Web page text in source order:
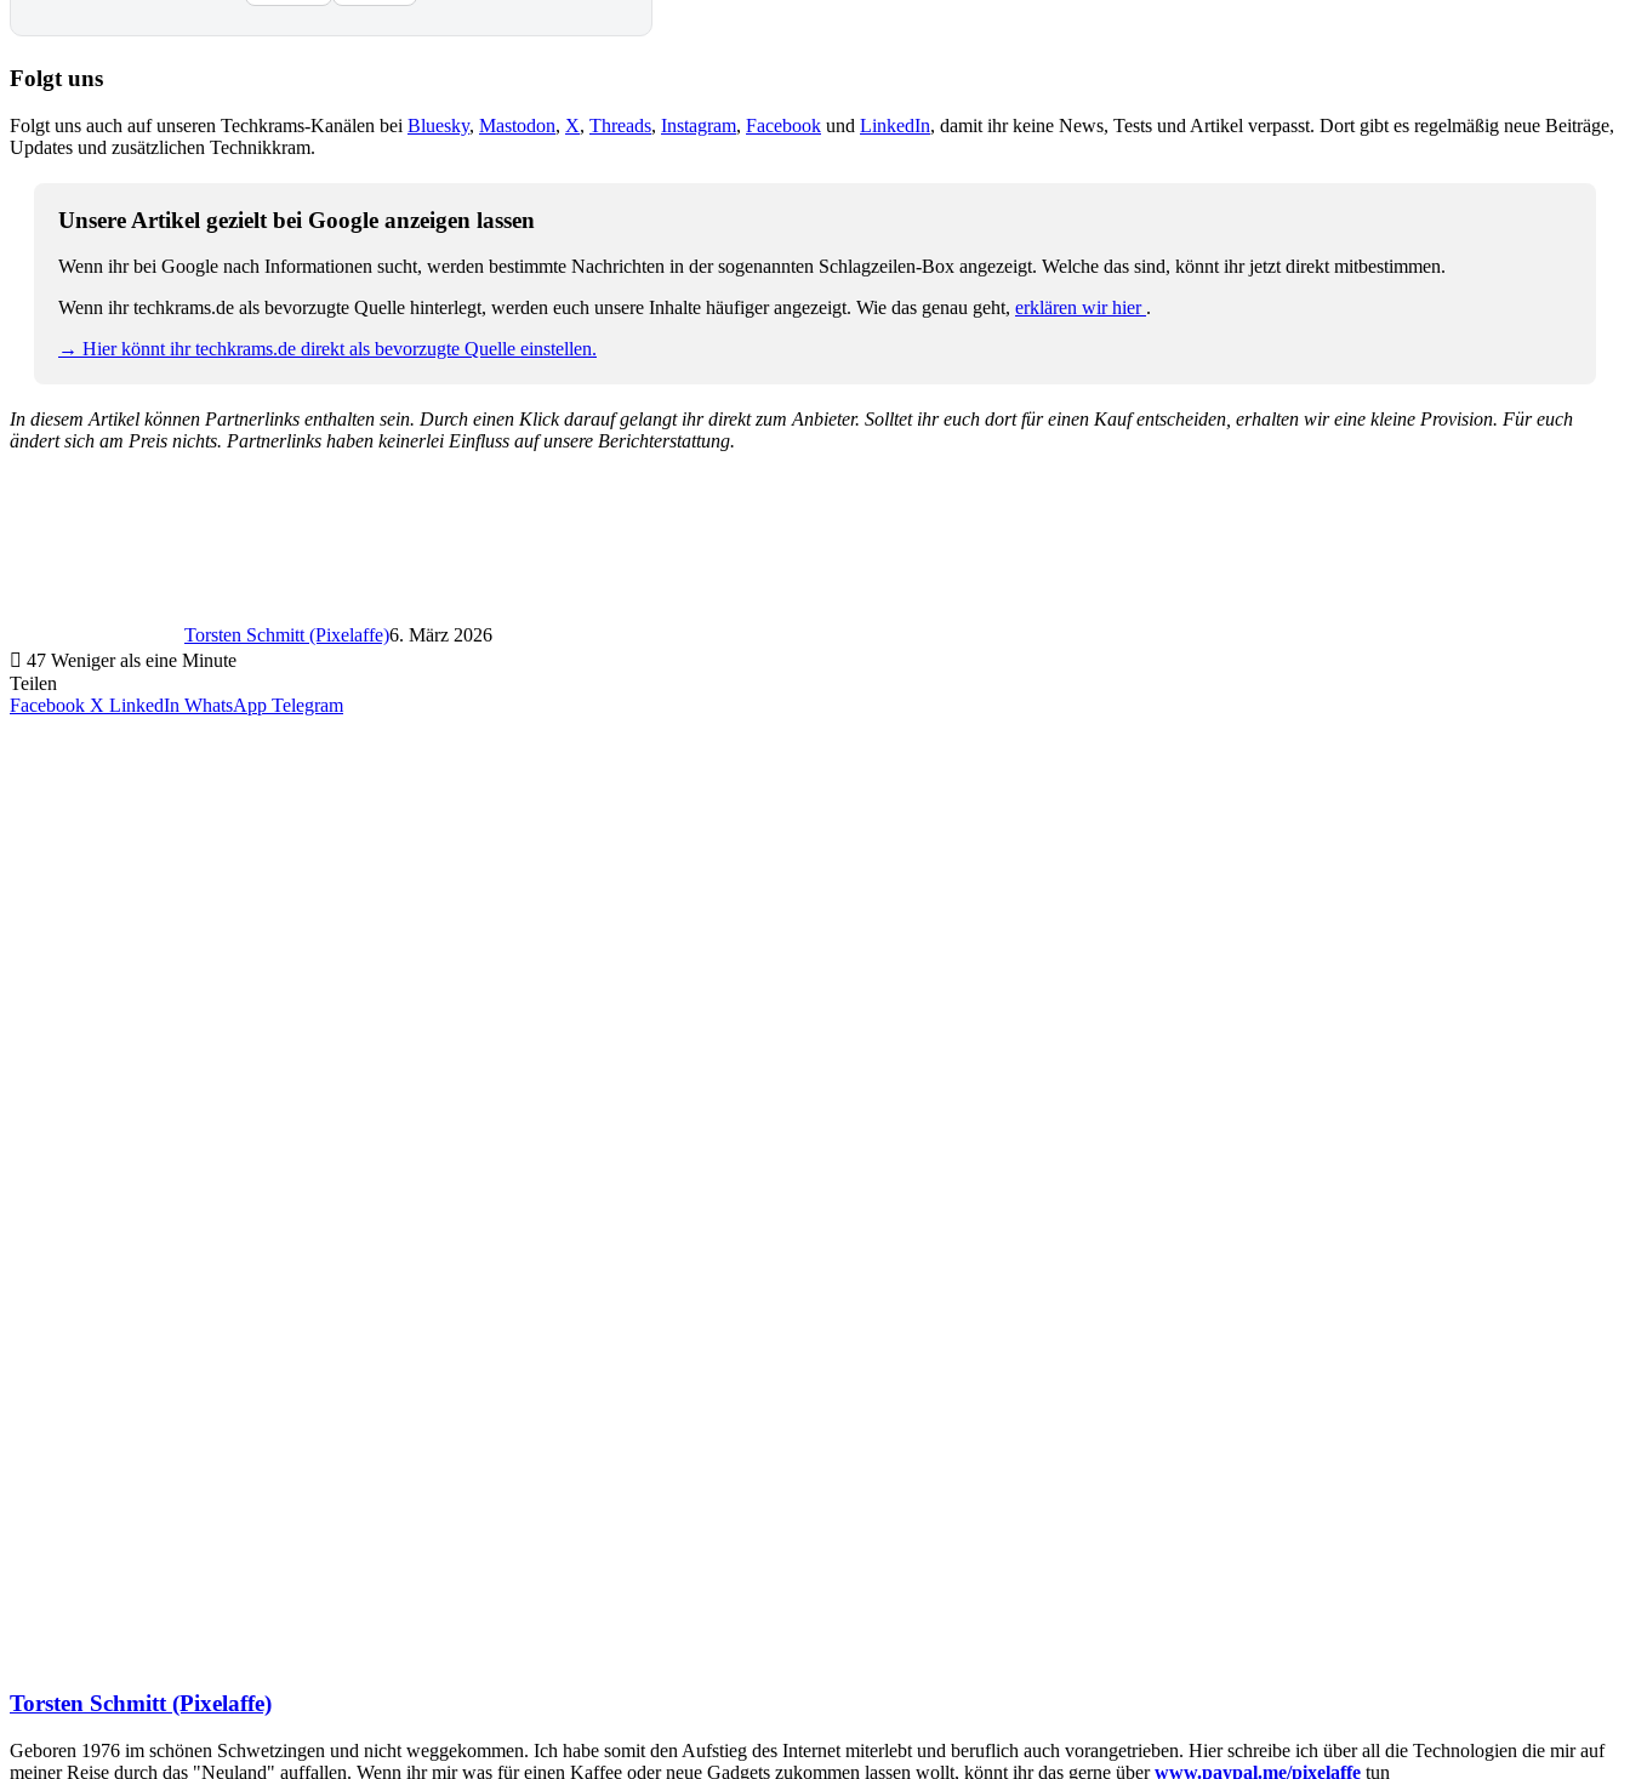
Folgt uns
Folgt uns auch auf unseren Techkrams-Kanälen bei Bluesky, Mastodon, X, Threads, Instagram, Facebook und LinkedIn, damit ihr keine News, Tests und Artikel verpasst. Dort gibt es regelmäßig neue Beiträge,
Updates und zusätzlichen Technikkram.
Unsere Artikel gezielt bei Google anzeigen lassen
Wenn ihr bei Google nach Informationen sucht, werden bestimmte Nachrichten in der sogenannten Schlagzeilen-Box angezeigt. Welche das sind, könnt ihr jetzt direkt mitbestimmen.
Wenn ihr techkrams.de als bevorzugte Quelle hinterlegt, werden euch unsere Inhalte häufiger angezeigt. Wie das genau geht, erklären wir hier .
→ Hier könnt ihr techkrams.de direkt als bevorzugte Quelle einstellen.
In diesem Artikel können Partnerlinks enthalten sein. Durch einen Klick darauf gelangt ihr direkt zum Anbieter. Solltet ihr euch dort für einen Kauf entscheiden, erhalten wir eine kleine Provision. Für euch
ändert sich am Preis nichts. Partnerlinks haben keinerlei Einfluss auf unsere Berichterstattung.
Torsten Schmitt (Pixelaffe)6. März 2026
47 Weniger als eine Minute
Teilen
Facebook X LinkedIn WhatsApp Telegram
Torsten Schmitt (Pixelaffe)
Geboren 1976 im schönen Schwetzingen und nicht weggekommen. Ich habe somit den Aufstieg des Internet miterlebt und beruflich auch vorangetrieben. Hier schreibe ich über all die Technologien die mir auf
meiner Reise durch das "Neuland" auffallen. Wenn ihr mir was für einen Kaffee oder neue Gadgets zukommen lassen wollt, könnt ihr das gerne überwww.paypal.me/pixelaffe tun